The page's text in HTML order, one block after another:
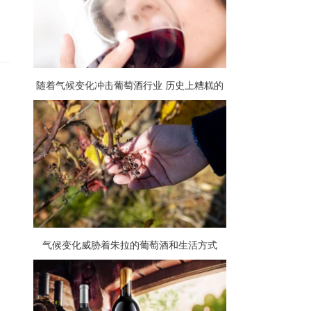
随着气候变化冲击葡萄酒行业 历史上糟糕的
葡萄收成将推动葡萄酒价格飙升
气候变化威胁着朱拉的葡萄酒和生活方式